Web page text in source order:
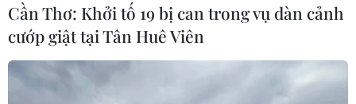
Cần Thơ: Khởi tố 19 bị can trong vụ dàn cảnh
cướp giật tại Tân Huê Viên